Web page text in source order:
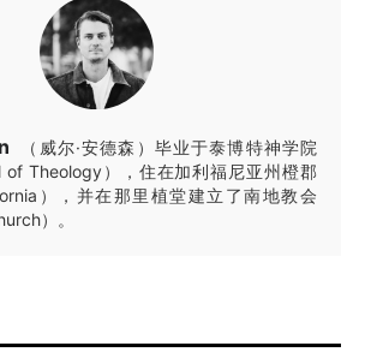
（威尔·安德森）毕业于泰博特神学院
of Theology），住在加利福尼亚州橙郡
），并在那里植堂建立了南地教会
）。